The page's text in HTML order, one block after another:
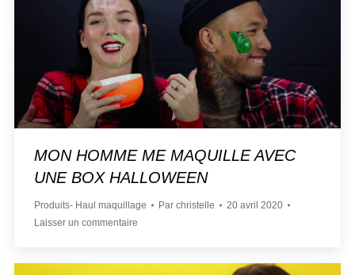
MON HOMME ME MAQUILLE AVEC
UNE BOX HALLOWEEN
Produits- Haul maquillage Par christelle
20 avril 2020
Laisser un commentaire